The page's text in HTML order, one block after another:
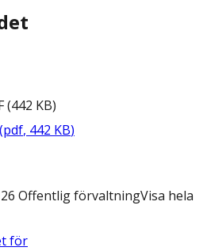
(442 KB)
(pdf, 442 KB)
Offentlig förvaltningVisa hela
för